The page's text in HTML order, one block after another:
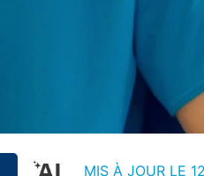
MIS À JOUR LE